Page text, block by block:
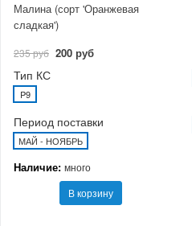
Малина (сорт 'Оранжевая
сладкая')
235 руб 200 руб
Тип КС
P9
Период поставки
МАЙ - НОЯБРЬ
Наличие: много
В корзину